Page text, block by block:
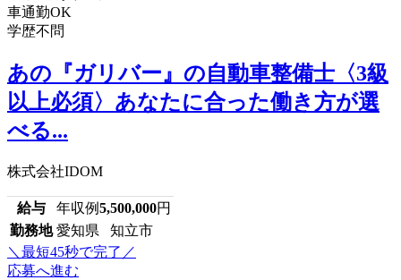
車通勤OK
学歴不問
あの『ガリバー』の自動車整備士〈3級
以上必須〉あなたに合った働き方が選
べる...
株式会社IDOM
給与 年収例5,500,000円
勤務地 愛知県 知立市
＼最短45秒で完了／
応募へ進む